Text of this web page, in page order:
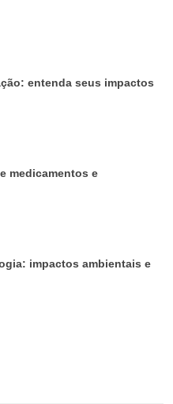
entenda seus impactos
medicamentos e
impactos ambientais e